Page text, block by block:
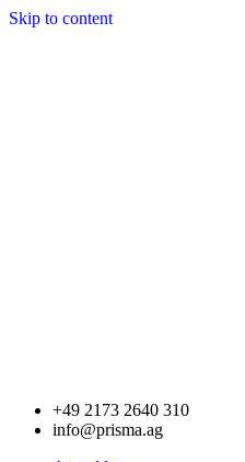
Skip to content
+49 2173 2640 310
info@prisma.ag